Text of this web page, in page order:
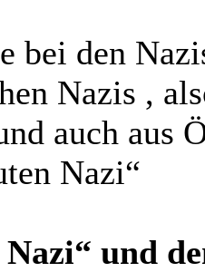
bei den
Nazis ,
auch aus
Nazi“
und